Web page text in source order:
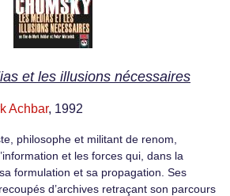
et les illusions nécessaires
Achbar, 1992
philosophe et militant de renom,
et les forces qui, dans la
formulation et sa propagation. Ses
d’archives retraçant son parcours